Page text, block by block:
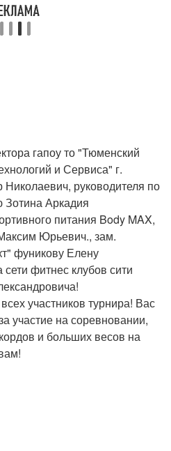
гапоу то "Тюменский
и Сервиса" г.
руководителя по
Зотина Аркадия
питания Body MAX,
Юрьевич., зам.
фуникову Елену
фитнес клубов сити
участников турнира! Вас
участие на соревновании,
и больших весов на